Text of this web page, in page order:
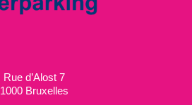
Rue d’Alost 7
1000 Bruxelles